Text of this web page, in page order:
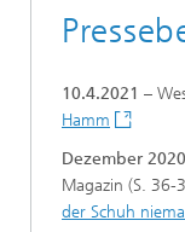
10.4.2021 –
Hamm
Dezember 2020
Magazin (S. 36-
der Schuh